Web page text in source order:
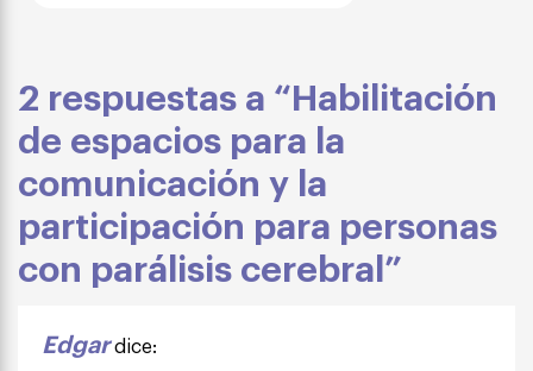
2 respuestas a “Habilitación
de espacios para la
comunicación y la
participación para personas
con parálisis cerebral”
Edgardice: